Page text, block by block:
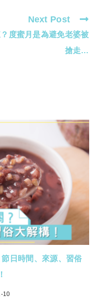
Next Post
度蜜月是為避免老婆被
搶走…
節日時間、來源、習俗
10